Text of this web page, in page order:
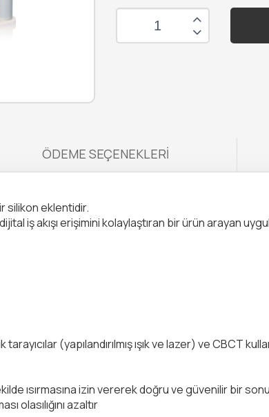
ÖDEME SEÇENEKLERI
silikon eklentidir.
iş akışı erişimini kolaylaştıran bir ürün arayan
(yapılandırılmış ışık ve lazer) ve CBCT
ısırmasına izin vererek doğru ve güvenilir bir
olasılığını azaltır